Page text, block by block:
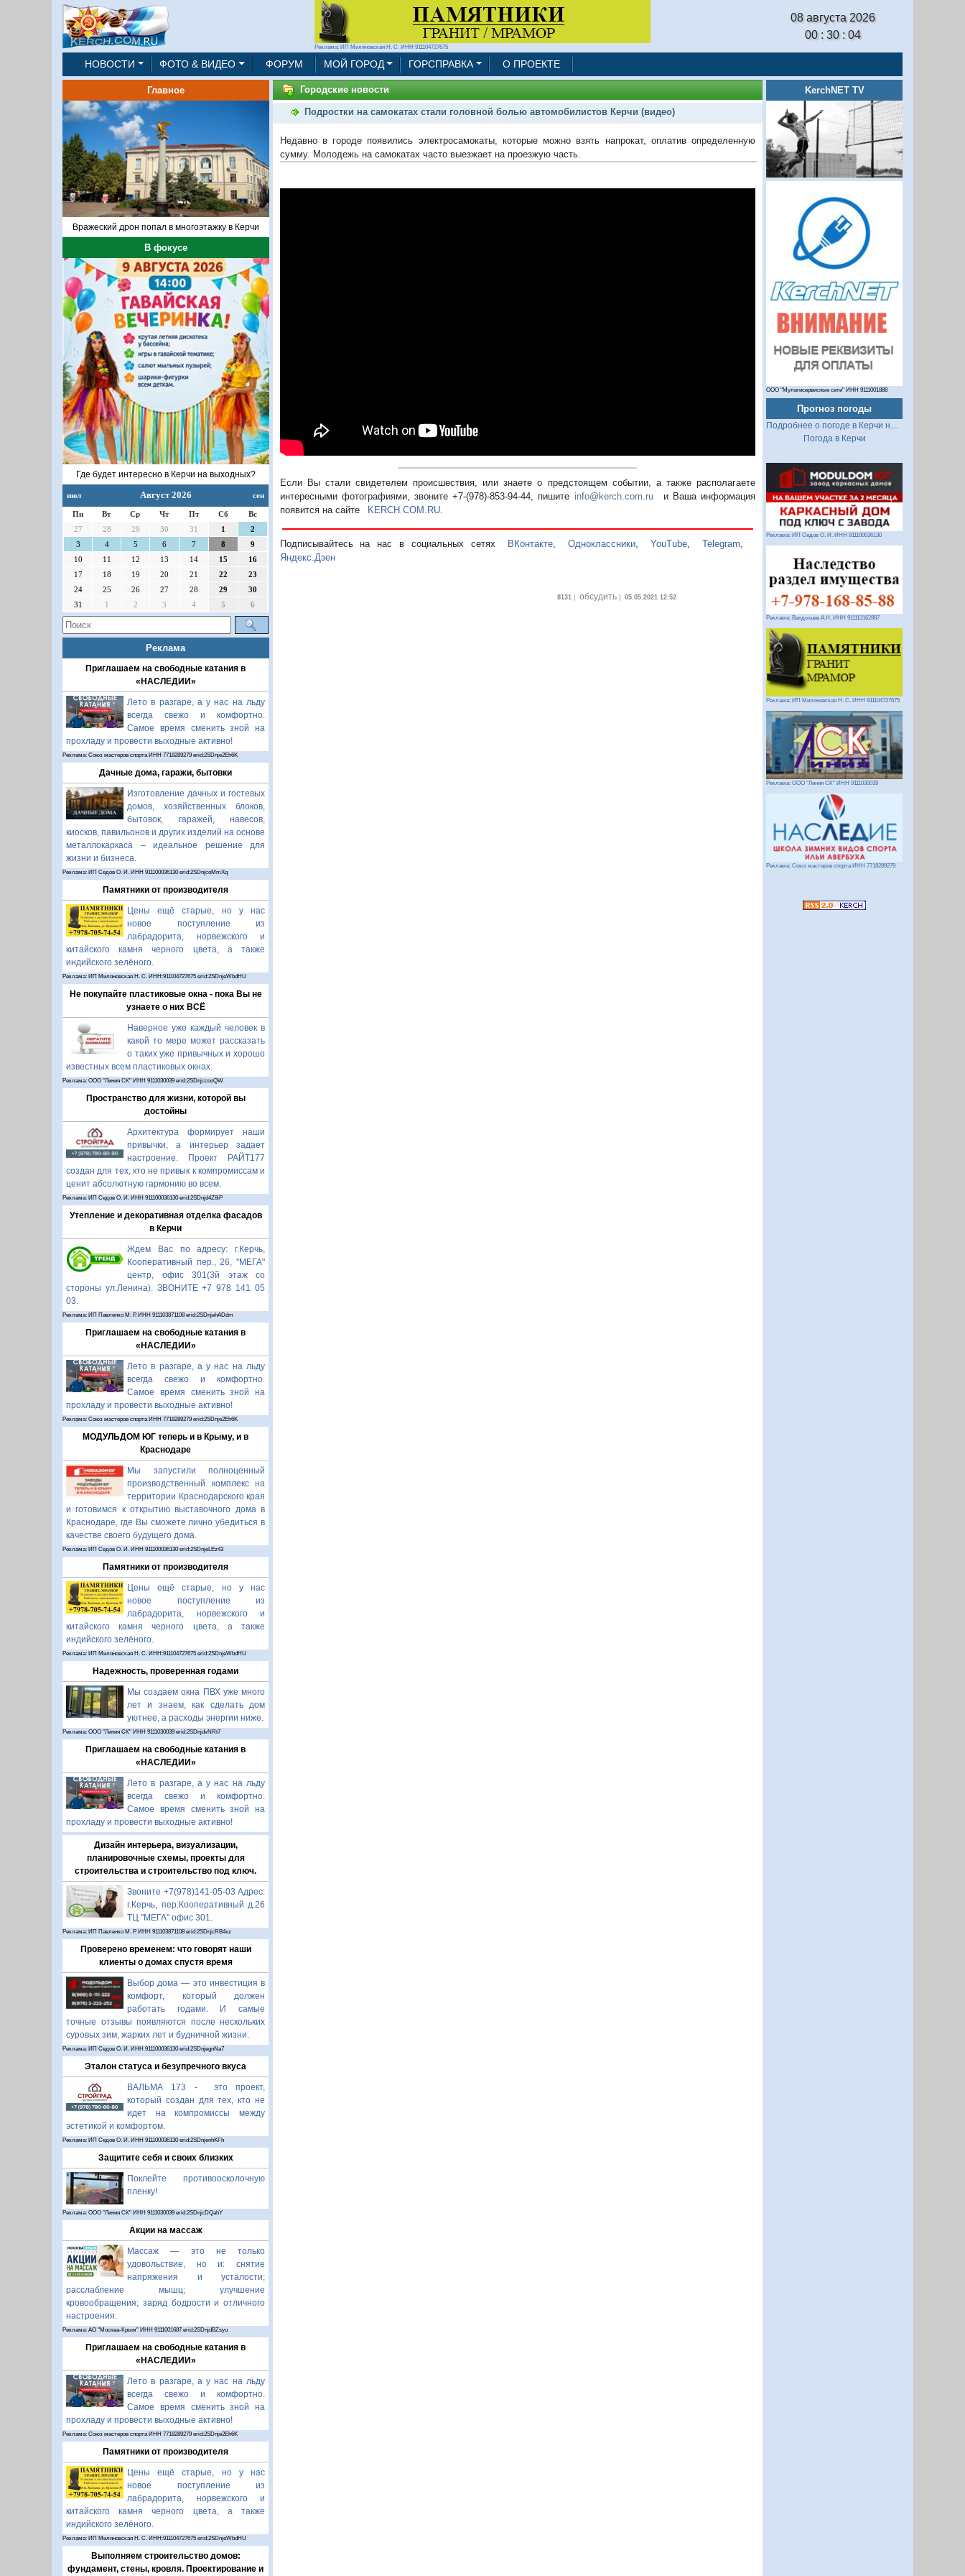
Реклама: ИП Миляновская Н. С. ИНН 911104727675
08 августа 2026
00 : 30 : 05
НОВОСТИ ФОТО & ВИДЕО ФОРУМ МОЙ ГОРОД ГОРСПРАВКА О ПРОЕКТЕ
Главное
Вражеский дрон попал в многоэтажку в Керчи
В фокусе
Где будет интересно в Керчи на выходных?
июл Август 2026 сен
Пн Вт Ср Чт Пт Сб
Вс
27
28 29 30 31 1
2
3
4 5 6 7 8
9
10
11 12 13 14 15
16
17
18 19 20 21 22
23
24
25 26 27 28 29
30
31
1 2 3 4 5 6
Реклама
Приглашаем на свободные катания в
«НАСЛЕДИИ»
Лето в разгаре, а у нас на льду
всегда свежо и комфортно.
Самое время сменить зной на
прохладу и провести выходные активно!
Реклама: Союз мастеров спорта ИНН 7718289279 erid:2SDnje2Eh6K
Дачные дома, гаражи, бытовки
Изготовление дачных и гостевых
домов, хозяйственных блоков,
бытовок, гаражей, навесов,
киосков, павильонов и других изделий на основе
металлокаркаса – идеальное решение для
жизни и бизнеса.
Реклама: ИП Седов О. И. ИНН 911100036130 erid:2SDnjcoMmXq
Памятники от производителя
Цены ещё старые, но у нас
новое поступление из
лабрадорита, норвежского и
китайского камня черного цвета, а также
индийского зелёного.
Реклама: ИП Миляновская Н. С. ИНН:911104727675 erid:2SDnjeWbdHU
Не покупайте пластиковые окна - пока Вы не
узнаете о них ВСЁ
Наверное уже каждый человек в
какой то мере может рассказать
о таких уже привычных и хорошо
известных всем пластиковых окнах.
Реклама: ООО "Линия СК" ИНН 9111030039 erid:2SDnjccooQW
Пространство для жизни, которой вы
достойны
Архитектура формирует наши
привычки, а интерьер задает
настроение. Проект РАЙТ177
создан для тех, кто не привык к компромиссам и
ценит абсолютную гармонию во всем.
Реклама: ИП Седов О. И. ИНН 911100036130 erid:2SDnjd4Z8iP
Утепление и декоративная отделка фасадов
в Керчи
Ждем Вас по адресу: г.Керчь,
Кооперативный пер., 26, "МЕГА"
центр, офис 301(3й этаж со
стороны ул.Ленина). ЗВОНИТЕ +7 978 141 05
03.
Реклама: ИП Павленко М. Р. ИНН 911103871108 erid:2SDnjehADdm
Приглашаем на свободные катания в
«НАСЛЕДИИ»
Лето в разгаре, а у нас на льду
всегда свежо и комфортно.
Самое время сменить зной на
прохладу и провести выходные активно!
Реклама: Союз мастеров спорта ИНН 7718289279 erid:2SDnje2Eh6K
МОДУЛЬДОМ ЮГ теперь и в Крыму, и в
Краснодаре
Мы запустили полноценный
производственный комплекс на
территории Краснодарского края
и готовимся к открытию выставочного дома в
Краснодаре, где Вы сможете лично убедиться в
качестве своего будущего дома.
Реклама: ИП Седов О. И. ИНН 911100036130 erid:2SDnjeLEz43
Памятники от производителя
Цены ещё старые, но у нас
новое поступление из
лабрадорита, норвежского и
китайского камня черного цвета, а также
индийского зелёного.
Реклама: ИП Миляновская Н. С. ИНН:911104727675 erid:2SDnjeWbdHU
Надежность, проверенная годами
Мы создаем окна ПВХ уже много
лет и знаем, как сделать дом
уютнее, а расходы энергии ниже.
Реклама: ООО "Линия СК" ИНН 9111030039 erid:2SDnjdvNRt7
Приглашаем на свободные катания в
«НАСЛЕДИИ»
Лето в разгаре, а у нас на льду
всегда свежо и комфортно.
Самое время сменить зной на
прохладу и провести выходные активно!
Дизайн интерьера, визуализации,
планировочные схемы, проекты для
строительства и строительство под ключ.
Звоните +7(978)141-05-03 Адрес:
г.Керчь, пер.Кооперативный д.26
ТЦ "МЕГА" офис 301.
Реклама: ИП Павленко М. Р. ИНН 911103871108 erid:2SDnjcRB4xz
Проверено временем: что говорят наши
клиенты о домах спустя время
Выбор дома — это инвестиция в
комфорт, который должен
работать годами. И самые
точные отзывы появляются после нескольких
суровых зим, жарких лет и будничной жизни.
Реклама: ИП Седов О. И. ИНН 911100036130 erid:2SDnjegnNa7
Эталон статуса и безупречного вкуса
ВАЛЬМА 173 - это проект,
который создан для тех, кто не
идет на компромиссы между
эстетикой и комфортом.
Реклама: ИП Седов О. И. ИНН 911100036130 erid:2SDnjenhKFh
Защитите себя и своих близких
Поклейте противоосколочную
пленку!
Реклама: ООО "Линия СК" ИНН 9111030039 erid:2SDnjcDQahY
Акции на массаж
Массаж — это не только
удовольствие, но и: снятие
напряжения и усталости;
расслабление мышц; улучшение
кровообращения; заряд бодрости и отличного
настроения.
Реклама: АО "Москва-Крым" ИНН 9111001687 erid:2SDnjdBZsyu
Приглашаем на свободные катания в
«НАСЛЕДИИ»
Лето в разгаре, а у нас на льду
всегда свежо и комфортно.
Самое время сменить зной на
прохладу и провести выходные активно!
Реклама: Союз мастеров спорта ИНН 7718289279 erid:2SDnje2Eh6K
Памятники от производителя
Цены ещё старые, но у нас
новое поступление из
лабрадорита, норвежского и
китайского камня черного цвета, а также
индийского зелёного.
Реклама: ИП Миляновская Н. С. ИНН:911104727675 erid:2SDnjeWbdHU
Выполняем строительство домов:
фундамент, стены, кровля. Проектирование и
Городские новости
Подростки на самокатах стали головной болью автомобилистов Керчи (видео)
Недавно в городе появились электросамокаты, которые можно взять напрокат, оплатив определенную
сумму. Молодежь на самокатах часто выезжает на проезжую часть.
Если Вы стали свидетелем происшествия, или знаете о предстоящем событии, а также располагаете
интересными фотографиями, звоните +7-(978)-853-94-44, пишите info@kerch.com.ru и Ваша информация
появится на сайте
KERCH.COM.RU.
Подписывайтесь на нас в социальных сетях ВКонтакте, Одноклассники,YouTube,Telegram,
Яндекс.Дзен
8131| обсудить| 05.05.2021 12:52
KerchNET TV
ООО "Мультисервисные сети" ИНН 9111001888
Прогноз погоды
Подробнее о погоде в Керчи на 2 недели
Погода в Керчи
Реклама: ИП Седов О. И. ИНН 911100036130
Реклама: Вандышев А.Н. ИНН 911113162887
Реклама: ИП Миляновская Н. С. ИНН 911104727675
Реклама: ООО "Линия СК" ИНН 9111030039
Реклама: Союз мастеров спорта ИНН 7718289279